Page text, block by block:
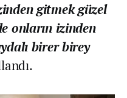
gitmek güzel
onların izinden
birer birey